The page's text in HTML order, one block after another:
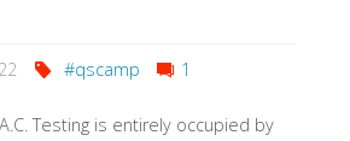
Wie
können
#qscamp 1
Testing is entirely occupied by